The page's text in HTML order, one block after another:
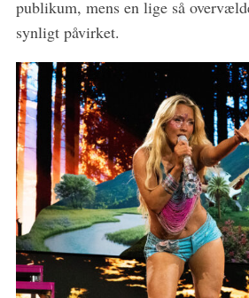
publikum, mens en lige så
synligt påvirket.